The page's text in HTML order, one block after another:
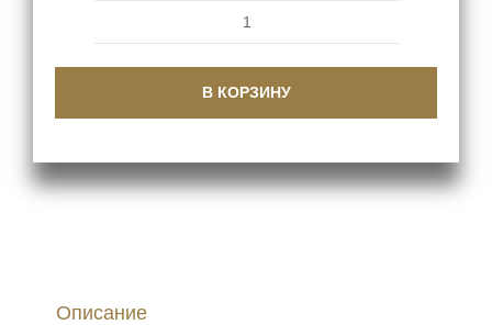
товара
02
В КОРЗИНУ
Описание